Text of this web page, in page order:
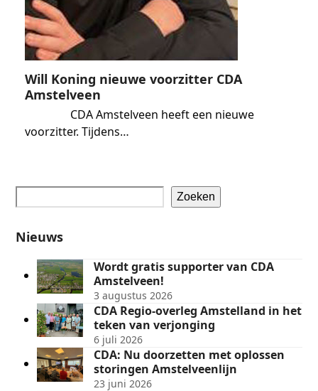
Will Koning nieuwe voorzitter CDA
Amstelveen
CDA Amstelveen heeft een nieuwe
voorzitter. Tijdens…
Zoeken
Nieuws
Wordt gratis supporter van CDA
Amstelveen!
3 augustus 2026
CDA Regio-overleg Amstelland in het
teken van verjonging
6 juli 2026
CDA: Nu doorzetten met oplossen
storingen Amstelveenlijn
23 juni 2026